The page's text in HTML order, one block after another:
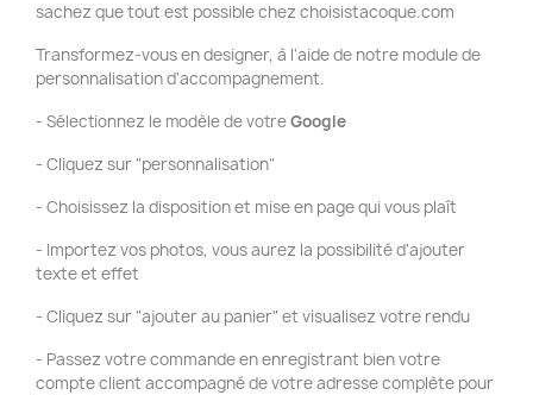
sachez que tout est possible chez choisistacoque.com
Transformez-vous en designer, à l'aide de notre module de
personnalisation d'accompagnement.
- Sélectionnez le modèle de votreGoogle
- Cliquez sur "personnalisation"
- Choisissez la disposition et mise en page qui vous plaît
- Importez vos photos, vous aurez la possibilité d'ajouter
texte et effet
- Cliquez sur "ajouter au panier" et visualisez votre rendu
- Passez votre commande en enregistrant bien votre
compte client accompagné de votre adresse complète pour